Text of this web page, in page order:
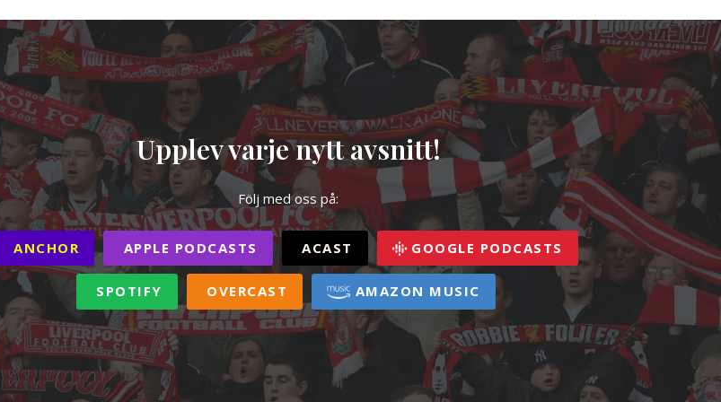
Upplev varje nytt avsnitt!
Följ med oss på:
ANCHOR APPLE PODCASTS ACAST GOOGLE PODCASTS
SPOTIFY OVERCAST AMAZON MUSIC